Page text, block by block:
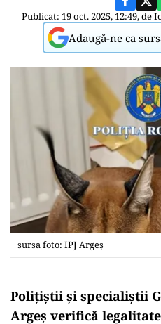
Publicat: 19 oct. 2025, 12:49, de
Adaugă-ne ca
sursa foto: IPJ Argeş
Polițiștii și specialiștii
Argeș verifică